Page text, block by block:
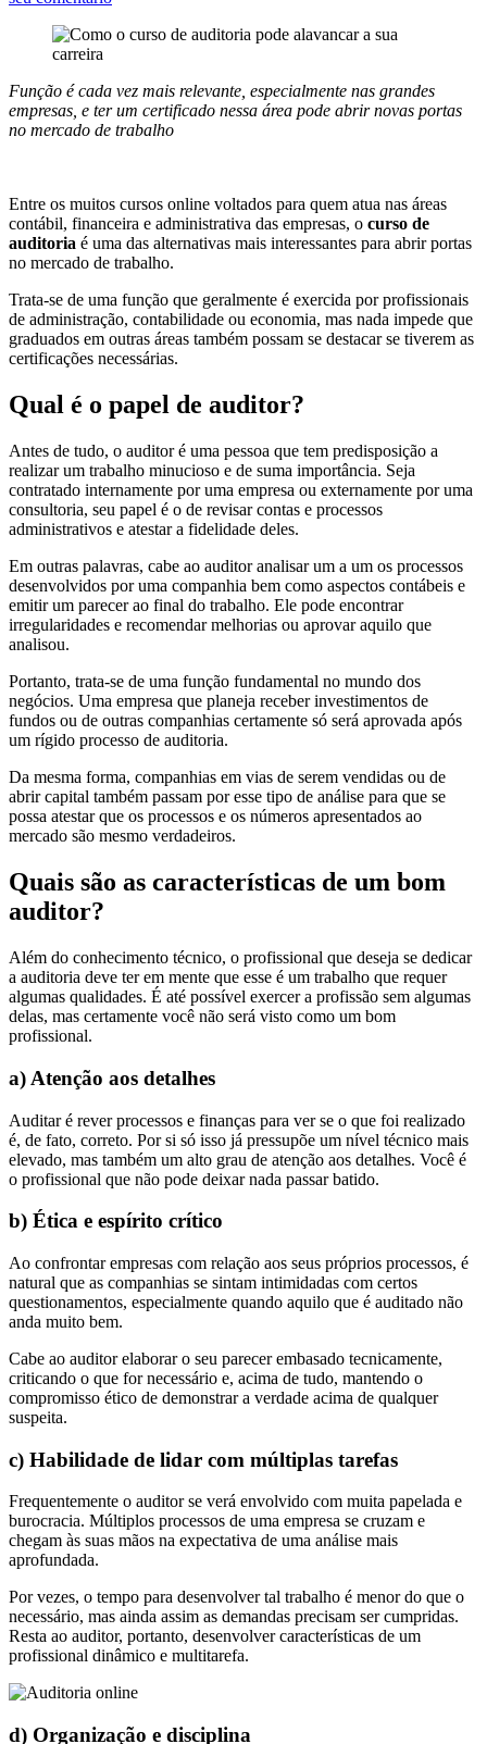
Função é cada vez mais relevante, especialmente nas grandes
empresas, e ter um certificado nessa área pode abrir novas portas
no mercado de trabalho
Entre os muitos cursos online voltados para quem atua nas áreas
contábil, financeira e administrativa das empresas, o curso de
auditoria é uma das alternativas mais interessantes para abrir portas
no mercado de trabalho.
Trata-se de uma função que geralmente é exercida por profissionais
de administração, contabilidade ou economia, mas nada impede que
graduados em outras áreas também possam se destacar se tiverem as
certificações necessárias.
Qual é o papel de auditor?
Antes de tudo, o auditor é uma pessoa que tem predisposição a
realizar um trabalho minucioso e de suma importância. Seja
contratado internamente por uma empresa ou externamente por uma
consultoria, seu papel é o de revisar contas e processos
administrativos e atestar a fidelidade deles.
Em outras palavras, cabe ao auditor analisar um a um os processos
desenvolvidos por uma companhia bem como aspectos contábeis e
emitir um parecer ao final do trabalho. Ele pode encontrar
irregularidades e recomendar melhorias ou aprovar aquilo que
analisou.
Portanto, trata-se de uma função fundamental no mundo dos
negócios. Uma empresa que planeja receber investimentos de
fundos ou de outras companhias certamente só será aprovada após
um rígido processo de auditoria.
Da mesma forma, companhias em vias de serem vendidas ou de
abrir capital também passam por esse tipo de análise para que se
possa atestar que os processos e os números apresentados ao
mercado são mesmo verdadeiros.
Quais são as características de um bom
auditor?
Além do conhecimento técnico, o profissional que deseja se dedicar
a auditoria deve ter em mente que esse é um trabalho que requer
algumas qualidades. É até possível exercer a profissão sem algumas
delas, mas certamente você não será visto como um bom
profissional.
a) Atenção aos detalhes
Auditar é rever processos e finanças para ver se o que foi realizado
é, de fato, correto. Por si só isso já pressupõe um nível técnico mais
elevado, mas também um alto grau de atenção aos detalhes. Você é
o profissional que não pode deixar nada passar batido.
b) Ética e espírito crítico
Ao confrontar empresas com relação aos seus próprios processos, é
natural que as companhias se sintam intimidadas com certos
questionamentos, especialmente quando aquilo que é auditado não
anda muito bem.
Cabe ao auditor elaborar o seu parecer embasado tecnicamente,
criticando o que for necessário e, acima de tudo, mantendo o
compromisso ético de demonstrar a verdade acima de qualquer
suspeita.
c) Habilidade de lidar com múltiplas tarefas
Frequentemente o auditor se verá envolvido com muita papelada e
burocracia. Múltiplos processos de uma empresa se cruzam e
chegam às suas mãos na expectativa de uma análise mais
aprofundada.
Por vezes, o tempo para desenvolver tal trabalho é menor do que o
necessário, mas ainda assim as demandas precisam ser cumpridas.
Resta ao auditor, portanto, desenvolver características de um
profissional dinâmico e multitarefa.
d) Organização e disciplina